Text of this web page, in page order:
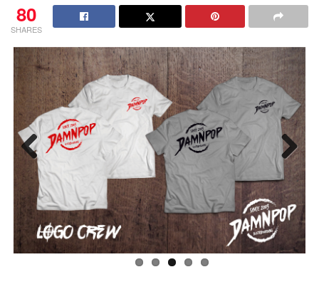
80
SHARES
Previ
ous
Next